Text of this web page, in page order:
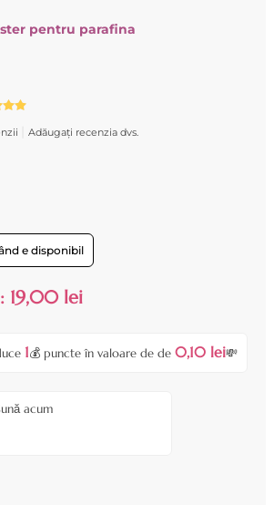
pentru parafina
Adăugați recenzia dvs.
e disponibil
19,00 lei
1💰 puncte în valoare de de 0,10 lei💸
acum